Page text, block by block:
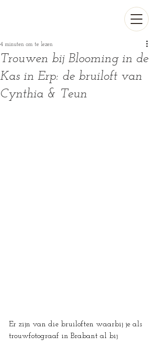
Trouwen bij Blooming in de
Kas in Erp: de bruiloft van
Cynthia & Teun
4 minuten om te lezen
Er zijn van die bruiloften waarbij je als
trouwfotograaf in Brabant al bij